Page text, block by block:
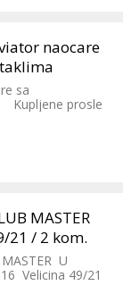
naocare
sa
Kupljene prosle
TOP Made in
MASTER
49/21 / 2 kom.
U
Velicina 49/21
19,000 din.